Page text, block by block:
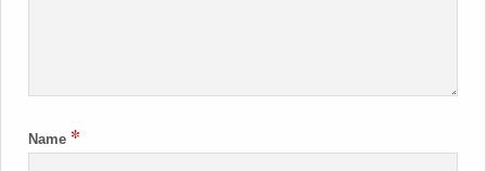
Name *